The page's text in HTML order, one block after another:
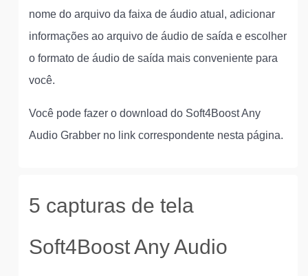
nome do arquivo da faixa de áudio atual, adicionar
informações ao arquivo de áudio de saída e escolher
o formato de áudio de saída mais conveniente para
você.
Você pode fazer o download do Soft4Boost Any
Audio Grabber no link correspondente nesta página.
5 capturas de tela
Soft4Boost Any Audio